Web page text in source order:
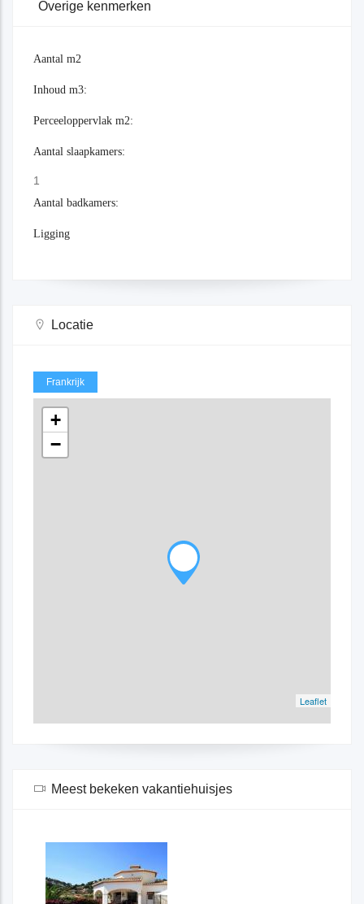
Overige kenmerken
Aantal m2
Inhoud m3:
Perceeloppervlak m2:
Aantal slaapkamers:
1
Aantal badkamers:
Ligging
Locatie
Frankrijk
+
−
Leaflet
Meest bekeken vakantiehuisjes